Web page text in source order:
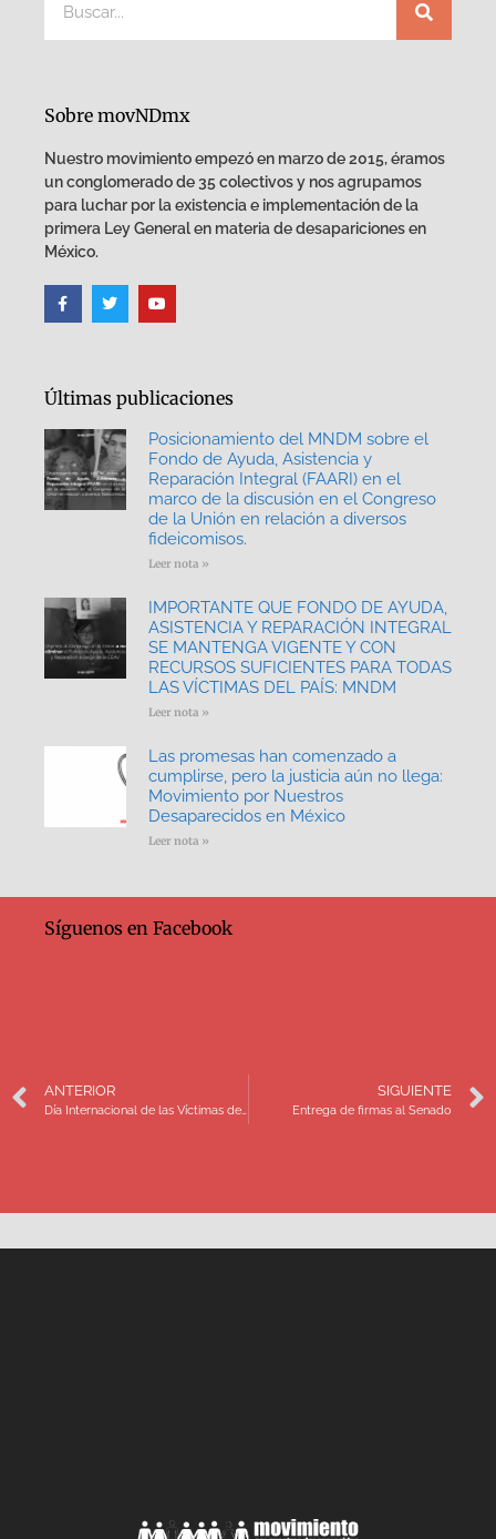
Sobre movNDmx
Nuestro movimiento empezó en marzo de 2015, éramos
un conglomerado de 35 colectivos y nos agrupamos
para luchar por la existencia e implementación de la
primera Ley General en materia de desapariciones en
México.
Últimas publicaciones
Posicionamiento del MNDM sobre el
Fondo de Ayuda, Asistencia y
Reparación Integral (FAARI) en el
marco de la discusión en el Congreso
de la Unión en relación a diversos
fideicomisos.
Leer nota »
IMPORTANTE QUE FONDO DE AYUDA,
ASISTENCIA Y REPARACIÓN INTEGRAL
SE MANTENGA VIGENTE Y CON
RECURSOS SUFICIENTES PARA TODAS
LAS VÍCTIMAS DEL PAÍS: MNDM
Leer nota »
Las promesas han comenzado a
cumplirse, pero la justicia aún no llega:
Movimiento por Nuestros
Desaparecidos en México
Leer nota »
Síguenos en Facebook
ANTERIOR SIGUIENTE
Entrega de firmas al Senado